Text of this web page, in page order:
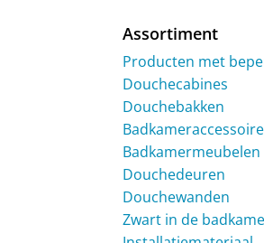
Assortiment
Producten met
Douchecabines
Douchebakken
Badkamermeubelen
Douchedeuren
Douchewanden
Zwart in de